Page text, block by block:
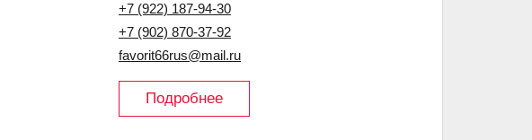
+7 (922) 187-94-30
+7 (902) 870-37-92
favorit66rus@mail.ru
Подробнее